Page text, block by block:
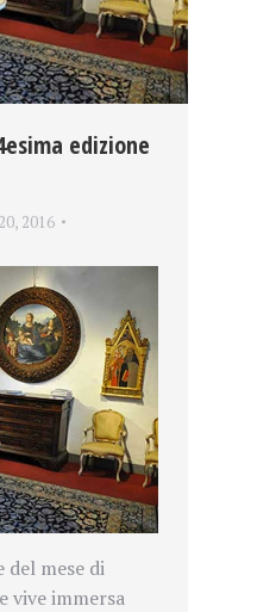
edizione
2016
mese di
vive immersa